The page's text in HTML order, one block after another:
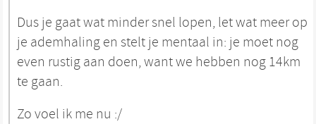
Dus je gaat wat minder snel lopen, let wat meer op
je ademhaling en stelt je mentaal in: je moet nog
even rustig aan doen, want we hebben nog 14km
te gaan.
Zo voel ik me nu :/